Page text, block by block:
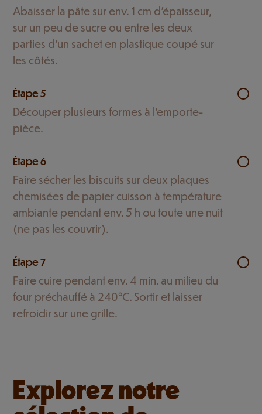
Abaisser la pâte sur env. 1 cm d'épaisseur,
sur un peu de sucre ou entre les deux
parties d'un sachet en plastique coupé sur
les côtés.
Étape 5
Découper plusieurs formes à l'emporte-
pièce.
Étape 6
Faire sécher les biscuits sur deux plaques
chemisées de papier cuisson à température
ambiante pendant env. 5 h ou toute une nuit
(ne pas les couvrir).
Étape 7
Faire cuire pendant env. 4 min. au milieu du
four préchauffé à 240°C. Sortir et laisser
refroidir sur une grille.
Explorez notre